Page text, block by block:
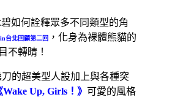
如何詮釋眾多不同類型的角
in台北回顧第二回
，化身為裸體熊貓的
不轉睛！
的超美型人設加上與各種突
Wake Up, Girls ！》 可愛的風格